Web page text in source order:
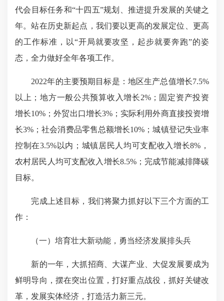
代会目标任务和“十四五”规划、推进提升发展的关键之
年。站在历史新起点，我们要以更高的发展定位、更高
的工作标准，以“开局就要攻坚，起步就要奔跑”的姿
态，全力做好全年各项工作。
2022年的主要预期目标是：地区生产总值增长7.5%
以上；地方一般公共预算收入增长2%；固定资产投资
增长10%；外贸出口增长3%；实际利用外商直接投资增
长3%；社会消费品零售总额增长10%；城镇登记失业率
控制在3.5%以内；城镇居民人均可支配收入增长8%，
农村居民人均可支配收入增长8.5%；完成节能减排降碳
目标。
完成上述目标，我们将聚力抓好以下三个方面的工
作：
（一）培育壮大新动能，勇当经济发展排头兵
新的一年，大抓招商、大谋产业、大促发展要成为
鲜明导向，摆在突出位置，打好重点战役，抓好关键改
革，发展实体经济，打造活力新三元。